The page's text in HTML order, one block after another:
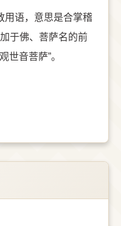
用语，意思是合掌稽
于佛、菩萨名的前
世音菩萨”。